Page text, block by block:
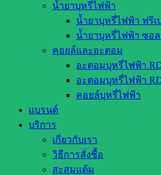
น้ำยาบุหรี่ไฟฟ้า
น้ำยาบุหรี่ไฟฟ้า ฟรีเ
น้ำยาบุหรี่ไฟฟ้า ซอ
คอยล์และอะตอม
อะตอมบุหรี่ไฟฟ้า
อะตอมบุหรี่ไฟฟ้า
คอยล์บุหรี่ไฟฟ้า
แบรนด์
บริการ
เกี่ยวกับเรา
วิธีการสั่งซื้อ
สะสมแต้ม